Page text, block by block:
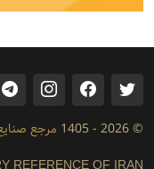
© 2026 - 1405 مرجع
REFERENCE OF IRAN